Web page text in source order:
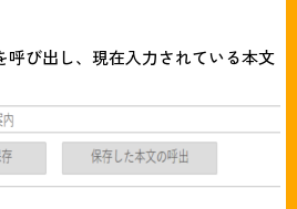
呼び出し、現在入力されている本文